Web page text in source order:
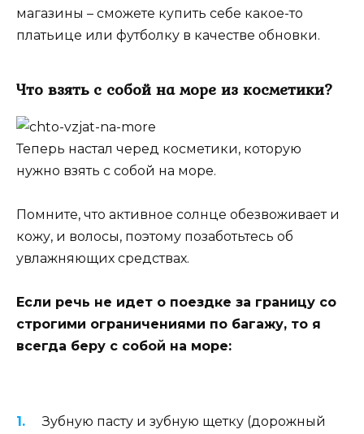
магазины – сможете купить себе какое-то
платьице или футболку в качестве обновки.
Что взять с собой на море из косметики?
Теперь настал черед косметики, которую
нужно взять с собой на море.
Помните, что активное солнце обезвоживает и
кожу, и волосы, поэтому позаботьтесь об
увлажняющих средствах.
Если речь не идет о поездке за границу со
строгими ограничениями по багажу, то я
всегда беру с собой на море:
Зубную пасту и зубную щетку (дорожный